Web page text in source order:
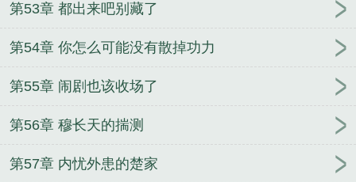
第53章 都出来吧别藏了
第54章 你怎么可能没有散掉功力
第55章 闹剧也该收场了
第56章 穆长天的揣测
第57章 内忧外患的楚家